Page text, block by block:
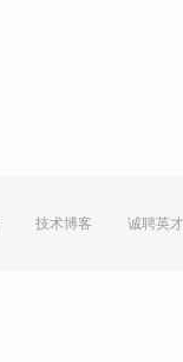
技术博客 诚聘英才